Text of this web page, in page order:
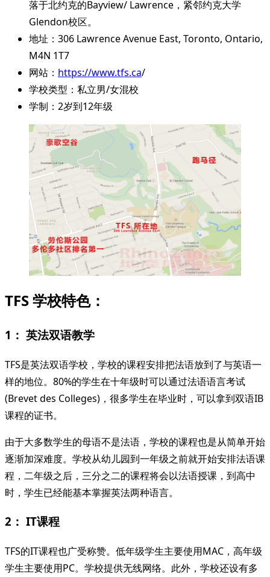
落于北约克的Bayview/ Lawrence，紧邻约克大学
Glendon校区。
地址：306 Lawrence Avenue East, Toronto, Ontario,
M4N 1T7
网站： https://www.tfs.ca/
学校类型：私立男/女混校
学制：2岁到12年级
TFS 学校特色：
1： 英法双语教学
TFS是英法双语学校，学校的课程安排把法语放到了与英语一
样的地位。80%的学生在十年级时可以通过法语语言考试
(Brevet des Colleges)，很多学生在毕业时，可以拿到双语IB
课程的证书。
由于大多数学生的母语不是法语，学校的课程也是从简单开始
逐渐加深难度。学校从幼儿园到一年级之前就开始安排法语课
程，二年级之后，三分之二的课程将会以法语授课，到高中
时，学生已经能基本掌握英法两种语言。
2： IT课程
TFS的IT课程也广受称赞。低年级学生主要使用MAC，高年级
学生主要使用PC。学校提供无线网络。此外，学校还设有多